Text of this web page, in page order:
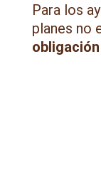
Para los
planes no